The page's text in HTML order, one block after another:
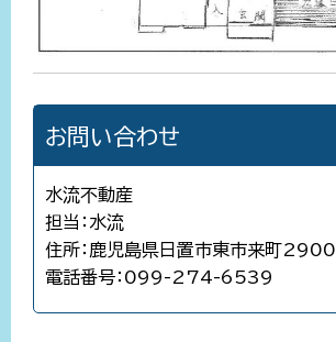
お問い合わせ
水流不動産
担当：水流
住所：鹿児島県日置市東市来町2900
電話番号：099-274-6539